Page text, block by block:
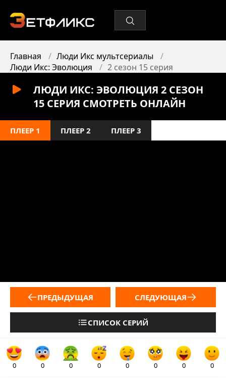
Главная
Люди Икс мультсериалы
Люди Икс: Эволюция
2 сезон 15 серия
ЛЮДИ ИКС: ЭВОЛЮЦИЯ 2 СЕЗОН
15 СЕРИЯ СМОТРЕТЬ ОНЛАЙН
ПЛЕЕР 1 ПЛЕЕР 2 ПЛЕЕР 3
ПРЕДЫДУЩАЯ
СПИСОК СЕРИЙ
СЛЕДУЮЩАЯ
0 0 0 0 0 0 0 0